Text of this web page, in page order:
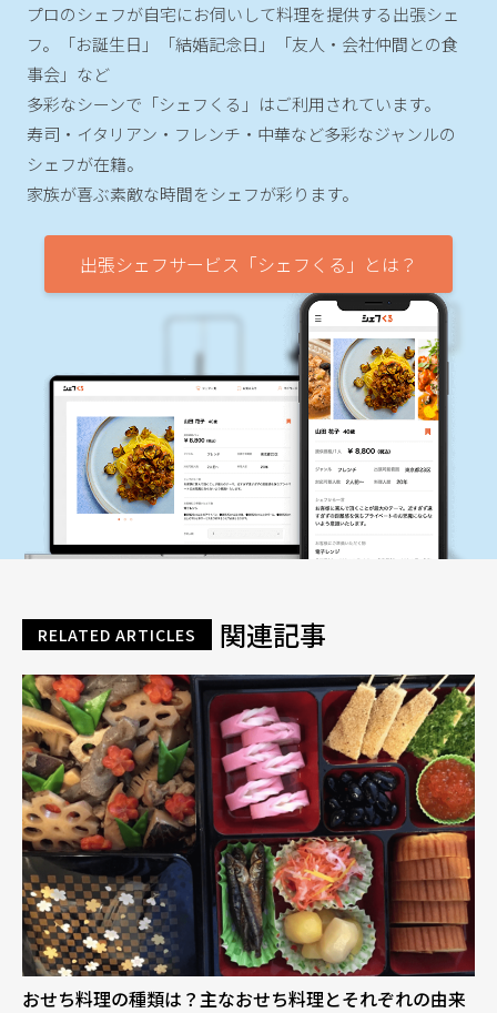
プロのシェフが自宅にお伺いして料理を提供する出張シェ
フ。
「お誕生日」「結婚記念日」「友人・会社仲間との食
事会」など
多彩なシーンで「シェフくる」はご利用されています。
寿司・イタリアン・フレンチ・中華など多彩なジャンルの
シェフが在籍。
家族が喜ぶ素敵な時間をシェフが彩ります。
出張シェフサービス「シェフくる」とは？
RELATED ARTICLES 関連記事
おせち料理の種類は？主なおせち料理とそれぞれの由来